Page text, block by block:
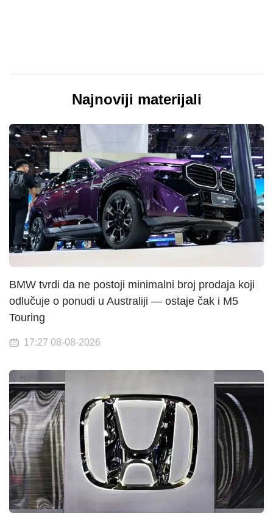
Najnoviji materijali
BMW tvrdi da ne postoji minimalni broj prodaja koji
odlučuje o ponudi u Australiji — ostaje čak i M5
Touring
17:27 08-08-2026